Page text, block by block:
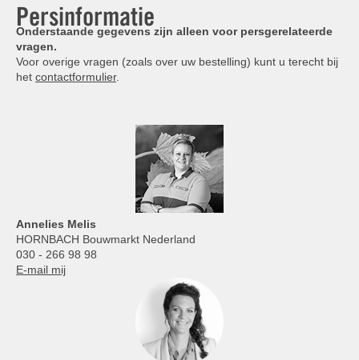
Persinformatie
Onderstaande gegevens zijn alleen voor persgerelateerde
vragen.
Voor overige vragen (zoals over uw bestelling) kunt u terecht bij
het contactformulier.
Annelies Melis
HORNBACH Bouwmarkt Nederland
030 - 266 98 98
E-mail mij